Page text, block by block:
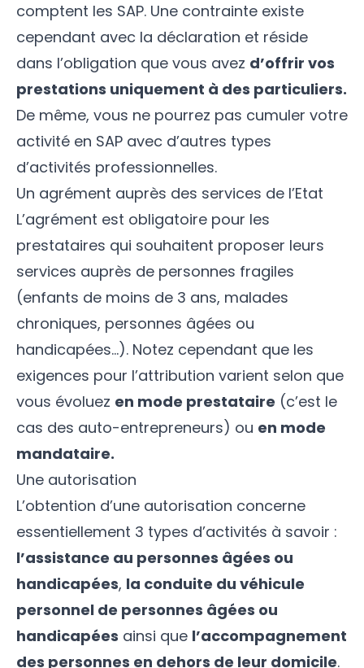
comptent les SAP. Une contrainte existe
cependant avec la déclaration et réside
dans l’obligation que vous avez d’offrir vos
prestations uniquement à des particuliers.
De même, vous ne pourrez pas cumuler votre
activité en SAP avec d’autres types
d’activités professionnelles.
Un agrément auprès des services de l’Etat
L’agrément est obligatoire pour les
prestataires qui souhaitent proposer leurs
services auprès de personnes fragiles
(enfants de moins de 3 ans, malades
chroniques, personnes âgées ou
handicapées…). Notez cependant que les
exigences pour l’attribution varient selon que
vous évoluez en mode prestataire (c’est le
cas des auto-entrepreneurs) ou en mode
mandataire.
Une autorisation
L’obtention d’une autorisation concerne
essentiellement 3 types d’activités à savoir :
l’assistance au personnes âgées ou
handicapées, la conduite du véhicule
personnel de personnes âgées ou
handicapées ainsi que l’accompagnement
des personnes en dehors de leur domicile.